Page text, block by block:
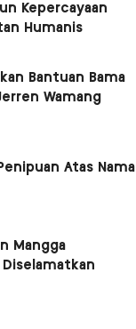
Kepercayaan
Humanis
Bantuan Bama
Wamang
Atas Nama
Mangga
Diselamatkan